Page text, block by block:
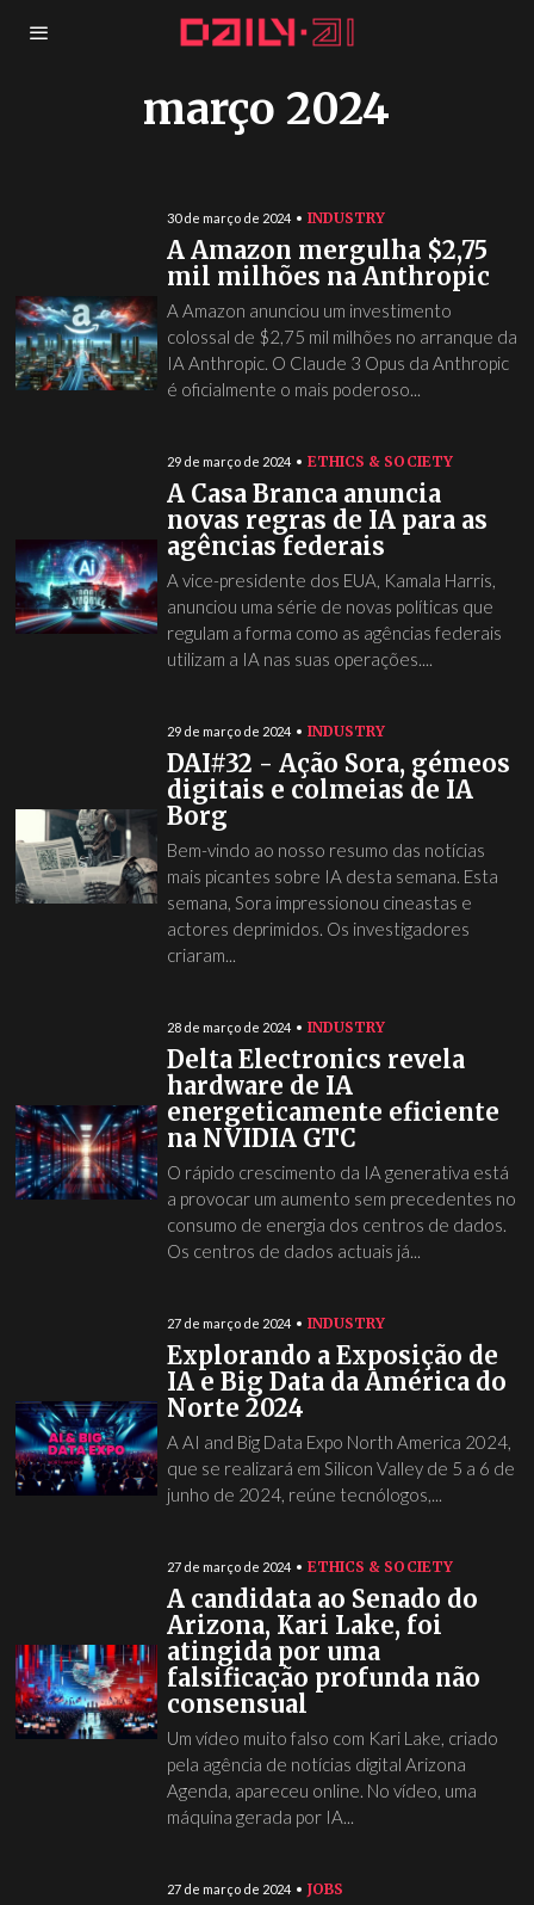
março 2024
30 de março de 2024 INDUSTRY
A Amazon mergulha $2,75
mil milhões na Anthropic
A Amazon anunciou um investimento
colossal de $2,75 mil milhões no arranque da
IA Anthropic. O Claude 3 Opus da Anthropic
é oficialmente o mais poderoso...
29 de março de 2024 ETHICS & SOCIETY
A Casa Branca anuncia
novas regras de IA para as
agências federais
A vice-presidente dos EUA, Kamala Harris,
anunciou uma série de novas políticas que
regulam a forma como as agências federais
utilizam a IA nas suas operações....
29 de março de 2024 INDUSTRY
DAI#32 - Ação Sora, gémeos
digitais e colmeias de IA
Borg
Bem-vindo ao nosso resumo das notícias
mais picantes sobre IA desta semana. Esta
semana, Sora impressionou cineastas e
actores deprimidos. Os investigadores
criaram...
28 de março de 2024 INDUSTRY
Delta Electronics revela
hardware de IA
energeticamente eficiente
na NVIDIA GTC
O rápido crescimento da IA generativa está
a provocar um aumento sem precedentes no
consumo de energia dos centros de dados.
Os centros de dados actuais já...
27 de março de 2024 INDUSTRY
Explorando a Exposição de
IA e Big Data da América do
Norte 2024
A AI and Big Data Expo North America 2024,
que se realizará em Silicon Valley de 5 a 6 de
junho de 2024, reúne tecnólogos,...
27 de março de 2024 ETHICS & SOCIETY
A candidata ao Senado do
Arizona, Kari Lake, foi
atingida por uma
falsificação profunda não
consensual
Um vídeo muito falso com Kari Lake, criado
pela agência de notícias digital Arizona
Agenda, apareceu online. No vídeo, uma
máquina gerada por IA...
27 de março de 2024 JOBS